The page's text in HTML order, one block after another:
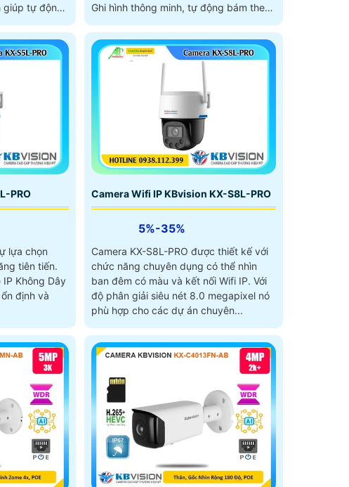
giúp tự động
ngoại để
ở gần, đảm
cả trong
Ghi hình thông minh, tự động bám theo
chuyển động, đồng bộ cảnh báo bằng
âm thanh, ánh sáng và gọi điện trực
tiếp
PRO
lựa chọn
tiên tiến.
Không Dây
định và
Camera Wifi IP KBvision KX-S8L-PRO
5%-35%
Camera KX-S8L-PRO được thiết kế với
chức năng chuyên dụng có thể nhìn
ban đêm có màu và kết nối Wifi IP. Với
độ phân giải siêu nét 8.0 megapixel nó
phù hợp cho các dự án chuyên...